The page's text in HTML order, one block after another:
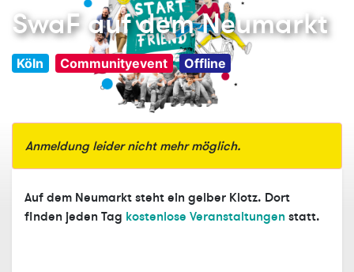
SwaF auf dem Neumarkt
Köln Communityevent Offline
Anmeldung leider nicht mehr möglich.
Auf dem Neumarkt steht ein gelber Klotz. Dort
finden jeden Tag kostenlose Veranstaltungen statt.